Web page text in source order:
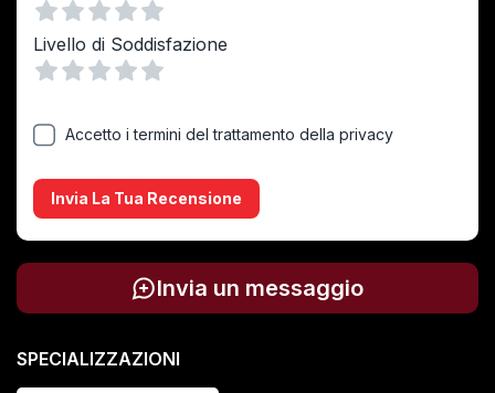
1 Stella
2 Stelle
3 Stelle
4 Stelle
5 Stelle
Livello di Soddisfazione
Accetto i termini del trattamento della privacy
Invia La Tua Recensione
Invia un messaggio
SPECIALIZZAZIONI